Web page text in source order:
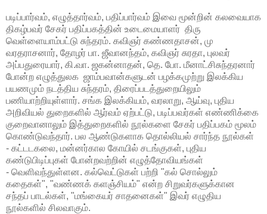
படிப்பார்வம், எழுத்தார்வம், பதிப்பார்வம் இவை மூன்றின் கலவையாக
திகழ்பவர் சேகர் பதிப்பகத்தின் உடைமையாளர் திரு
வெள்ளையாம்பட்டு சுந்தரம். கவிஞர் கண்ணதாசன், மு
வரதராசனார், தோழர் பா. ஜீவானந்தம், கவிஞர் சுரதா, புலவர்
அப்பதுரையார், கி.வா. ஜகன்னாதன், தெ. போ. மீனாட்சிசுந்தரனார்
போன்ற எழுத்துலக ஜாம்பவான்களுடன் பழக்கமுற்று இலக்கிய
பயணமும் நடத்திய சுந்தரம், திரைப்படத்துறையிலும்
பணியாற்றியுள்ளார். சங்க இலக்கியம், வரலாறு, ஆய்வு, புதிய
அறிவியல் துறைகளில் ஆர்வம் ஏற்பட்டு, படிப்பவர்கள் எண்ணிக்கை
குறைவானாலும் இத்துறைகளில் நூல்களை சேகர் பதிப்பகம் மூலம்
கொண்டுவந்தார். பல ஆண்டுகளாக தொல்லியல் சார்ந்த நூல்கள்
- கட்டடகலை, மன்னர்கால கோயில் சடங்குகள், புதிய
கண்டுபிடிப்புகள் போன்றவற்றின் எழுத்தோவியங்கள்
- வெளிவந்துள்ளன. கல்வெட்டுகள் பற்றி "கல் சொல்லும்
கதைகள்", "வண்ணக் களஞ்சியம்" என்ற சிறுவர்களுக்கான
சந்தப் பாடல்கள், "மங்கையர் சாதனைகள்" இவர் எழுதிய
நூல்களில் சிலவாகும்.